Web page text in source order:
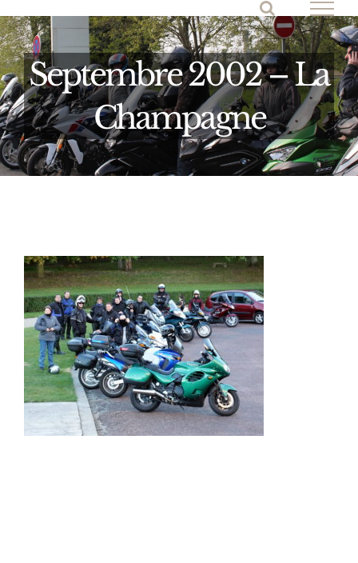
Passer
au
contenuSeptembre 2002 – La
Champagne